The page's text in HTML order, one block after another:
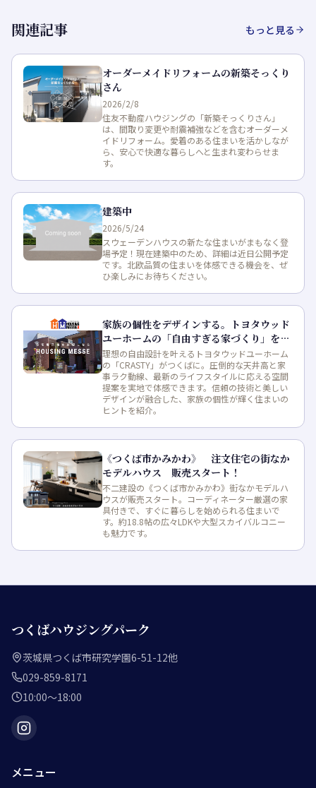
関連記事 もっと見る
オーダーメイドリフォームの新築そっくり
さん
2026/2/8
住友不動産ハウジングの「新築そっくりさん」
は、間取り変更や耐震補強などを含むオーダーメ
イドリフォーム。愛着のある住まいを活かしなが
ら、安心で快適な暮らしへと生まれ変わらせま
す。
建築中
2026/5/24
スウェーデンハウスの新たな住まいがまもなく登
場予定！現在建築中のため、詳細は近日公開予定
です。北欧品質の住まいを体感できる機会を、ぜ
ひ楽しみにお待ちください。
家族の個性をデザインする。トヨタウッド
ユーホームの「自由すぎる家づくり」を体
感
理想の自由設計を叶えるトヨタウッドユーホーム
の「CRASTY」がつくばに。圧倒的な天井高と家
事ラク動線、最新のライフスタイルに応える空間
提案を実地で体感できます。信頼の技術と美しい
デザインが融合した、家族の個性が輝く住まいの
ヒントを紹介。
《つくば市かみかわ》 注文住宅の街なか
モデルハウス 販売スタート！
不二建設の《つくば市かみかわ》街なかモデルハ
ウスが販売スタート。コーディネーター厳選の家
具付きで、すぐに暮らしを始められる住まいで
す。約18.8帖の広々LDKや大型スカイバルコニー
も魅力です。
つくばハウジングパーク
茨城県つくば市研究学園6-51-12他
029-859-8171
10:00～18:00
メニュー